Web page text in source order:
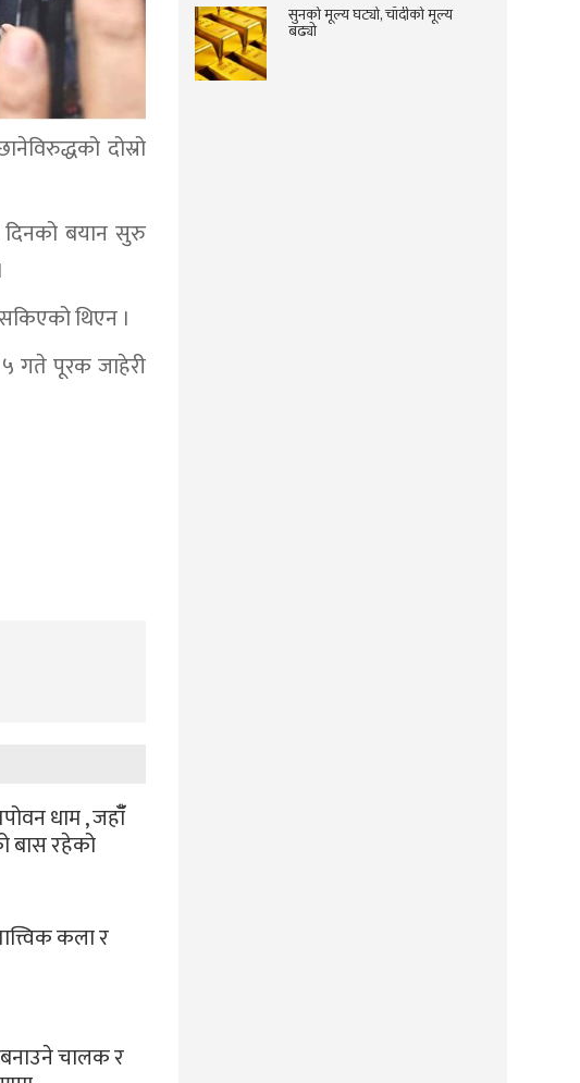
दोस्रो
दिनको बयान सुरु
थिएन ।
५ गते पूरक जाहेरी
धाम , जहाँँ
बास रहेको
कला र
बनाउने चालक र
सुनको मूल्य घट्यो, चाँदीको मूल्य
बढ्यो